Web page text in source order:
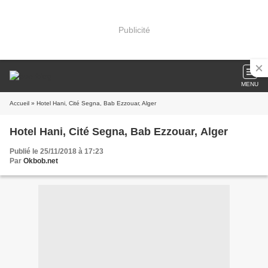
Publicité
MENU
Accueil » Hotel Hani, Cité Segna, Bab Ezzouar, Alger
Hotel Hani, Cité Segna, Bab Ezzouar, Alger
Publié le 25/11/2018 à 17:23
Par Okbob.net